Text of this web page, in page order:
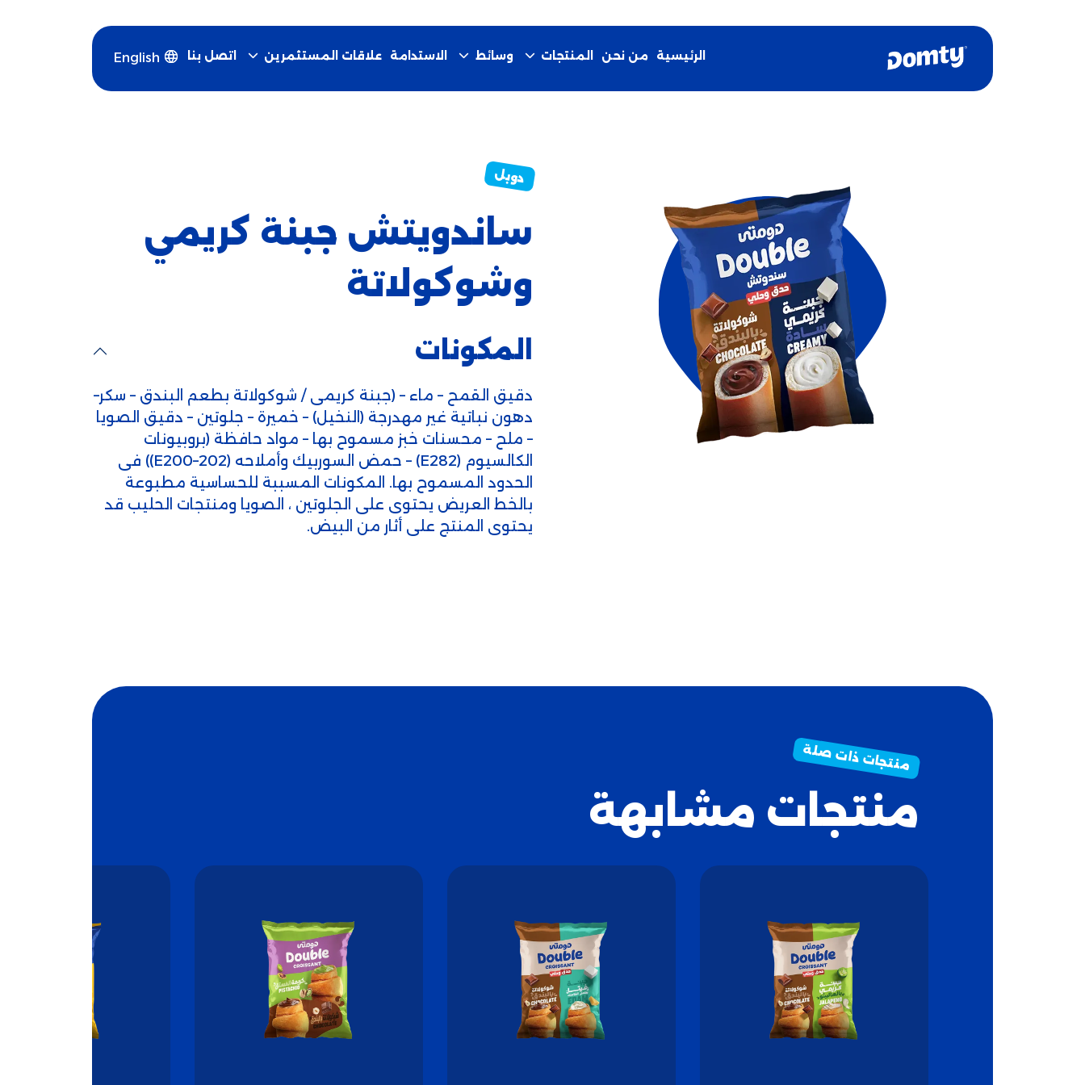
الرئيسية من نحن المنتجات وسائط الاستدامة علاقات المستثمرين اتصل بنا English
ساندويتش جبنة كريمي
وشوكولاتة
المكونات
دقيق القمح – ماء – (جبنة كريمى / شوكولاتة بطعم البندق – سكر–
دهون نباتية غير مهدرجة (النخيل) – خميرة – جلوتين – دقيق الصويا
– ملح – محسنات خبز مسموح بها – مواد حافظة (بروبيونات
الكالسيوم (E282) – حمض السوربيك وأملاحه (E200–202)) فى
الحدود المسموح بها. المكونات المسببة للحساسية مطبوعة
بالخط العريض يحتوى على الجلوتين ، الصويا ومنتجات الحليب قد
يحتوى المنتج على أثار من البيض.
منتجات مشابهة